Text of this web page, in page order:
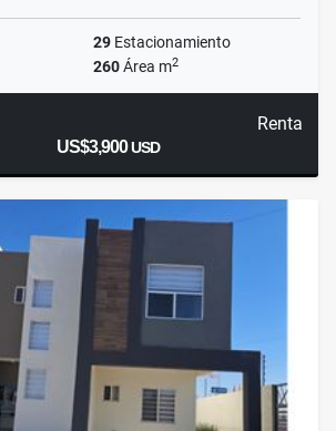
29 Estacionamiento
260Área m2
Renta
US$3,900USD